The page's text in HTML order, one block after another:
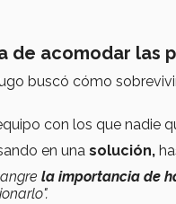
de acomodar las
buscó cómo
con los que nadie
en una solución,
la importancia de